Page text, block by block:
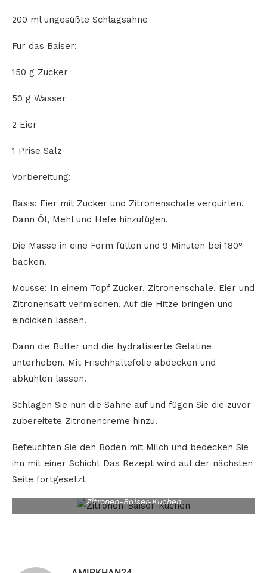
200 ml ungesüßte Schlagsahne
Für das Baiser:
150 g Zucker
50 g Wasser
2 Eier
1 Prise Salz
Vorbereitung:
Basis: Eier mit Zucker und Zitronenschale verquirlen.
Dann Öl, Mehl und Hefe hinzufügen.
Die Masse in eine Form füllen und 9 Minuten bei 180°
backen.
Mousse: In einem Topf Zucker, Zitronenschale, Eier und
Zitronensaft vermischen. Auf die Hitze bringen und
eindicken lassen.
Dann die Butter und die hydratisierte Gelatine
unterheben. Mit Frischhaltefolie abdecken und
abkühlen lassen.
Schlagen Sie nun die Sahne auf und fügen Sie die zuvor
zubereitete Zitronencreme hinzu.
Befeuchten Sie den Boden mit Milch und bedecken Sie
ihn mit einer Schicht Das Rezept wird auf der nächsten
Seite fortgesetzt
Zitronen-Baiser-Kuchen